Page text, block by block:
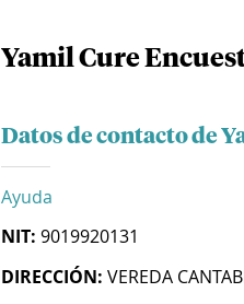
Yamil Cure
Datos de contacto de
Ayuda
NIT: 9019920131
DIRECCIÓN: VEREDA